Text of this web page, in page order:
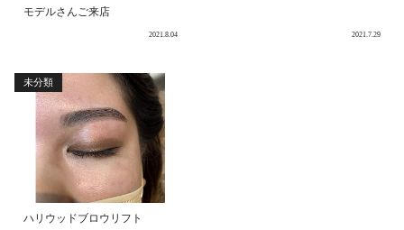
モデルさんご来店
2021.8.04 2021.7.29
ハリウッドブロウリフト
未分類